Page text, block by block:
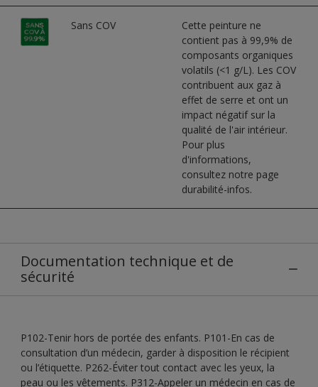
Sans COV
Cette peinture ne
contient pas à 99,9% de
composants organiques
volatils (<1 g/L). Les COV
contribuent aux gaz à
effet de serre et ont un
impact négatif sur la
qualité de l'air intérieur.
Pour plus
d'informations,
consultez notre page
durabilité-infos.
Documentation technique et de
sécurité
P102-Tenir hors de portée des enfants. P101-En cas de
consultation d’un médecin, garder à disposition le récipient
ou l’étiquette. P262-Éviter tout contact avec les yeux, la
peau ou les vêtements. P312-Appeler un médecin en cas de